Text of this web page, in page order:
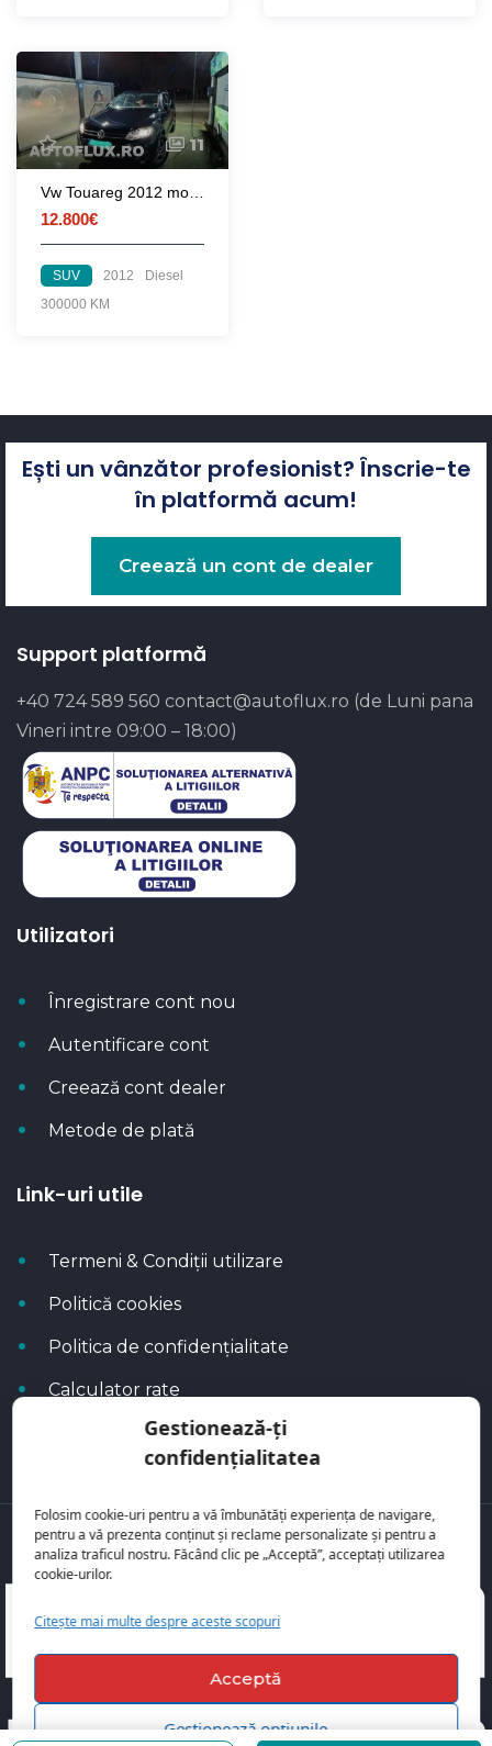
Gestionează-ți
confidențialitatea
Folosim cookie-uri pentru a vă îmbunătăți experiența de navigare,
pentru a vă prezenta conținut și reclame personalizate și pentru a
analiza traficul nostru. Făcând clic pe „Acceptă”, acceptați utilizarea
cookie-urilor.
Citește mai multe despre aceste scopuri
Acceptă
Gestionează opțiunile
11
12.800€
SUV 2012
Diesel
300000 KM
Ești un vânzător profesionist? Înscrie-te
în platformă acum!
Creează un cont de dealer
Support platformă
+40 724 589 560 contact@autoflux.ro (de Luni pana
Vineri intre 09:00 – 18:00)
Utilizatori
Înregistrare cont nou
Autentificare cont
Creează cont dealer
Metode de plată
Link-uri utile
Termeni & Condiții utilizare
Politică cookies
Politica de confidențialitate
Calculator rate
Blog Autoflux
Toate mașinile se regăsesc peAutoFlux